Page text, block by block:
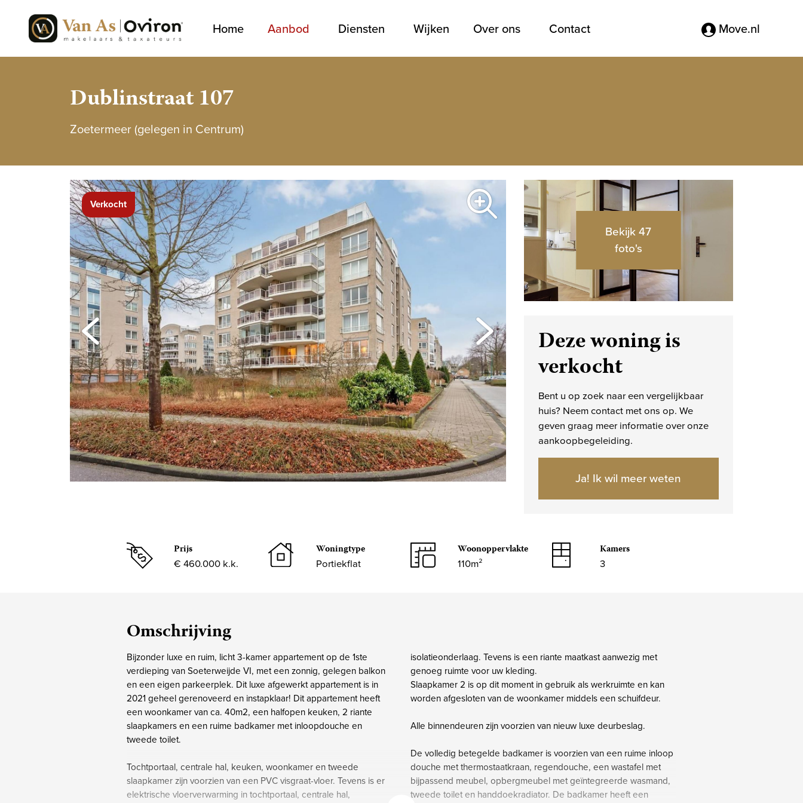
Home Aanbod Diensten Wijken Over ons Contact Move.nl
Dublinstraat 107
Zoetermeer (gelegen in Centrum)
Verkocht
Bekijk 47
foto's
Deze woning is
verkocht
Bent u op zoek naar een vergelijkbaar
huis? Neem contact met ons op. We
geven graag meer informatie over onze
aankoopbegeleiding.
Ja! Ik wil meer weten
Prijs
€ 460.000 k.k.
Woningtype
Portiekflat
Woonoppervlakte
110m²
Kamers
3
Omschrijving
Bijzonder luxe en ruim, licht 3-kamer appartement op de 1ste
verdieping van Soeterweijde VI, met een zonnig, gelegen balkon
en een eigen parkeerplek. Dit luxe afgewerkt appartement is in
2021 geheel gerenoveerd en instapklaar! Dit appartement heeft
een woonkamer van ca. 40m2, een halfopen keuken, 2 riante
slaapkamers en een ruime badkamer met inloopdouche en
tweede toilet.
Tochtportaal, centrale hal, keuken, woonkamer en tweede
slaapkamer zijn voorzien van een PVC visgraat-vloer. Tevens is er
elektrische vloerverwarming in tochtportaal, centrale hal,
isolatieonderlaag. Tevens is een riante maatkast aanwezig met
genoeg ruimte voor uw kleding.
Slaapkamer 2 is op dit moment in gebruik als werkruimte en kan
worden afgesloten van de woonkamer middels een schuifdeur.
Alle binnendeuren zijn voorzien van nieuw luxe deurbeslag.
De volledig betegelde badkamer is voorzien van een ruime inloop
douche met thermostaatkraan, regendouche, een wastafel met
bijpassend meubel, opbergmeubel met geïntegreerde wasmand,
tweede toilet en handdoekradiator. De badkamer heeft een